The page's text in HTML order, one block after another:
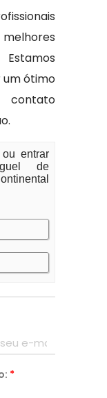
um ótimo
contato
entrar
de
*